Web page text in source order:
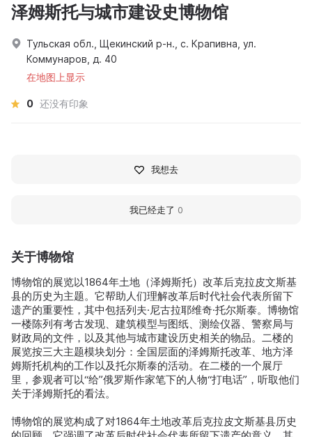
关于博物馆
博物馆的展览以1864年土地（泽姆斯托）改革后克拉皮文斯基
县的历史为主题。它帮助人们理解改革后时代社会代表所留下
遗产的重要性，其中包括列夫·尼古拉耶维奇·托尔斯泰。博物馆
一楼陈列有考古发现、建筑模型与图纸、测绘仪器、警察局与
财政局的文件，以及其他与城市建设历史相关的物品。二楼的
展览按三大主题模块划分：全国层面的泽姆斯托改革、地方泽
姆斯托机构的工作以及托尔斯泰的活动。在二楼的一个展厅
里，参观者可以“给”俄罗斯作家笔下的人物“打电话”，听取他们
关于泽姆斯托的看法。
博物馆的展览构成了对1864年土地改革后克拉皮文斯基县历史
泽姆斯托与城市建设史博物馆
Тульская обл., Щекинский р-н., с. Крапивна, ул.
Коммунаров, д. 40
在地图上显示
0 还没有印象
我想去
我已经走了 0